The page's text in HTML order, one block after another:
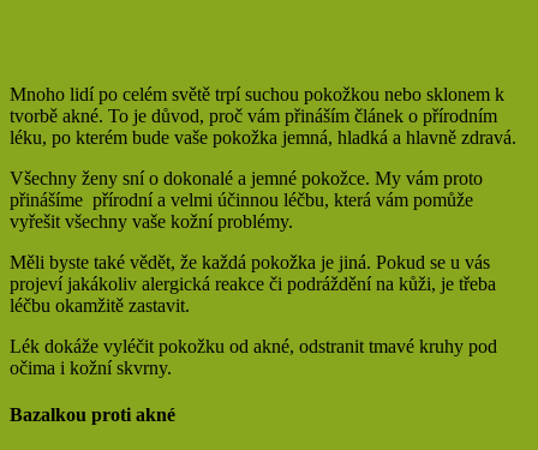
Mnoho lidí po celém světě trpí suchou pokožkou nebo sklonem k
tvorbě akné. To je důvod, proč vám přináším článek o přírodním
léku, po kterém bude vaše pokožka jemná, hladká a hlavně zdravá.
Všechny ženy sní o dokonalé a jemné pokožce. My vám proto
přinášíme přírodní a velmi účinnou léčbu, která vám pomůže
vyřešit všechny vaše kožní problémy.
Měli byste také vědět, že každá pokožka je jiná. Pokud se u vás
projeví jakákoliv alergická reakce či podráždění na kůži, je třeba
léčbu okamžitě zastavit.
Lék dokáže vyléčit pokožku od akné, odstranit tmavé kruhy pod
očima i kožní skvrny.
Bazalkou proti akné